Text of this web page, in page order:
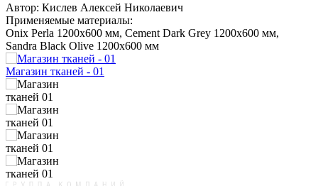
Автор: Кислев Алексей Николаевич
Применяемые материалы:
Onix Perla 1200x600 мм, Cement Dark Grey 1200x600 мм,
Sandra Black Olive 1200x600 мм
Магазин тканей - 01